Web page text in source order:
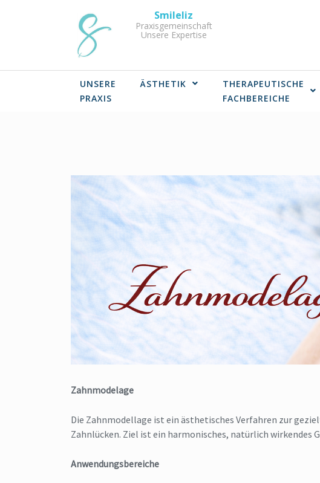
Smileliz
Praxisgemeinschaft
Unsere Expertise
UNSERE
PRAXIS
ÄSTHETIK
THERAPEUTISCHE
FACHBEREICHE
Zahnmodelage
Die Zahnmodellage ist ein ästhetisches Verfahren zur
Zahnlücken. Ziel ist ein harmonisches, natürlich wirkendes
Anwendungsbereiche